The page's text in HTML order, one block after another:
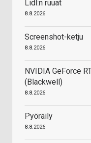
Lidl:n ruuat
8.8.2026
Screenshot-ketju
8.8.2026
NVIDIA GeForce
(Blackwell)
8.8.2026
Pyöräily
8.8.2026